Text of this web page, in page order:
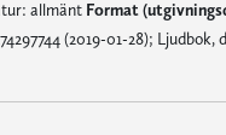
allmänt Format
(2019-01-28); Ljudbok,